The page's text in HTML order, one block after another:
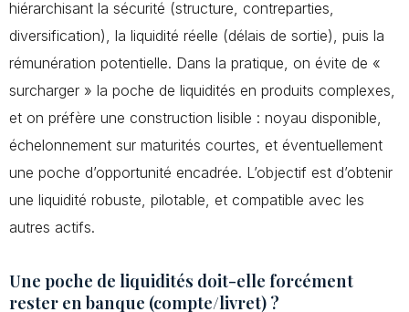
hiérarchisant la sécurité (structure, contreparties,
diversification), la liquidité réelle (délais de sortie), puis la
rémunération potentielle. Dans la pratique, on évite de «
surcharger » la poche de liquidités en produits complexes,
et on préfère une construction lisible : noyau disponible,
échelonnement sur maturités courtes, et éventuellement
une poche d’opportunité encadrée. L’objectif est d’obtenir
une liquidité robuste, pilotable, et compatible avec les
autres actifs.
Une poche de liquidités doit-elle forcément
rester en banque (compte/livret) ?